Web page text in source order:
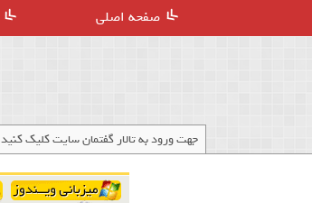
صفحه اصلی
جهت ورود به تالار گفتمان سایت کلیک کنید